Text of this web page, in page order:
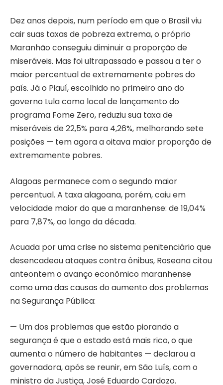
Dez anos depois, num período em que o Brasil viu
cair suas taxas de pobreza extrema, o próprio
Maranhão conseguiu diminuir a proporção de
miseráveis. Mas foi ultrapassado e passou a ter o
maior percentual de extremamente pobres do
país. Já o Piauí, escolhido no primeiro ano do
governo Lula como local de lançamento do
programa Fome Zero, reduziu sua taxa de
miseráveis de 22,5% para 4,26%, melhorando sete
posições — tem agora a oitava maior proporção de
extremamente pobres.
Alagoas permanece com o segundo maior
percentual. A taxa alagoana, porém, caiu em
velocidade maior do que a maranhense: de 19,04%
para 7,87%, ao longo da década.
Acuada por uma crise no sistema penitenciário que
desencadeou ataques contra ônibus, Roseana citou
anteontem o avanço econômico maranhense
como uma das causas do aumento dos problemas
na Segurança Pública:
— Um dos problemas que estão piorando a
segurança é que o estado está mais rico, o que
aumenta o número de habitantes — declarou a
governadora, após se reunir, em São Luís, com o
ministro da Justiça, José Eduardo Cardozo.